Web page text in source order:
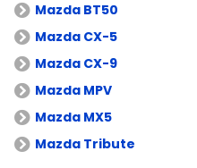
Mazda BT50
Mazda CX-5
Mazda CX-9
Mazda MPV
Mazda MX5
Mazda Tribute